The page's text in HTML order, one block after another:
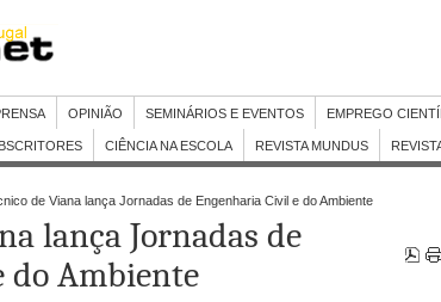
OPINIÃO SEMINÁRIOS E EVENTOS EMPREGO
CIÊNCIA NA ESCOLA REVISTA MUNDUS
de Viana lança Jornadas de Engenharia Civil e do Ambiente
lança Jornadas de
do Ambiente